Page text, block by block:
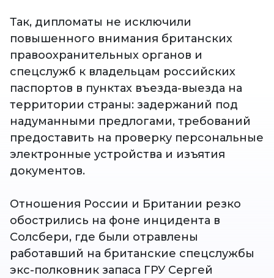
Так, дипломаты не исключили
повышенного внимания британских
правоохранительных органов и
спецслужб к владельцам российских
паспортов в пунктах въезда-выезда на
территории страны: задержаний под
надуманными предлогами, требований
предоставить на проверку персональные
электронные устройства и изъятия
документов.
Отношения России и Британии резко
обострились на фоне инцидента в
Солсбери, где были отравлены
работавший на британские спецслужбы
экс-полковник запаса ГРУ Сергей